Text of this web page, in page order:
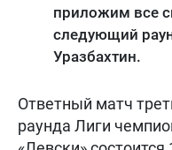
приложим все
следующий
Уразбахтин.
Ответный матч
раунда Лиги